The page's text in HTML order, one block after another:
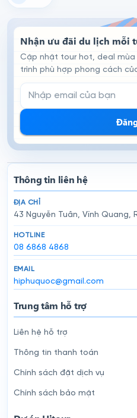
Nhận ưu đãi du lịch mỗi
Cập nhật tour hot, deal
trình phù hợp phong cách
Email đăng ký nhận tin
Thông tin liên hệ
ĐỊA CHỈ
43 Nguyễn Tuân, Vĩnh Quang,
HOTLINE
08 6868 4868
EMAIL
hiphuquoc@gmail.com
Trung tâm hỗ trợ
Liên hệ hỗ trợ
Thông tin thanh toán
Chính sách đặt dịch vụ
Chính sách bảo mật